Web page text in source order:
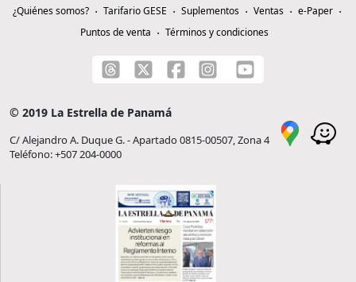
¿Quiénes somos? Tarifario GESE Suplementos Ventas
e-Paper
Puntos de venta
Términos y condiciones
© 2019 La Estrella de Panamá
C/ Alejandro A. Duque G. - Apartado 0815-00507, Zona 4
Teléfono: +507 204-0000